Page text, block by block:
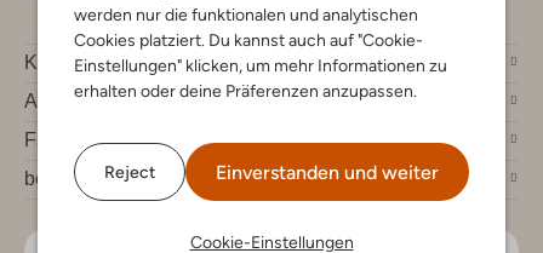
werden nur die funktionalen und analytischen
Cookies platziert. Du kannst auch auf "Cookie-
Einstellungen" klicken, um mehr Informationen zu
erhalten oder deine Präferenzen anzupassen.
Reject Einverstanden und weiter
Cookie-Einstellungen
Kundenservice
Account
Fashion News
bei Omoda